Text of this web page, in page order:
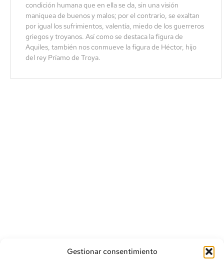
Gestionar consentimiento
condición humana que en ella se da, sin una visión
maniquea de buenos y malos; por el contrario, se exaltan
por igual los sufrimientos, valentía, miedo de los guerreros
griegos y troyanos. Así como se destaca la figura de
Aquiles, también nos conmueve la figura de Héctor, hijo
del rey Príamo de Troya.